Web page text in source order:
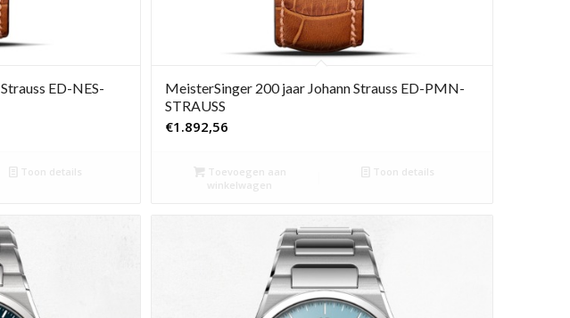
ED-NES-
Toon details
MeisterSinger 200 jaar Johann Strauss ED-PMN-
STRAUSS
€1.892,56
Toevoegen aan
winkelwagen
Toon details